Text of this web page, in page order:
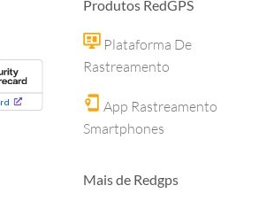
Produtos RedGPS
Plataforma De
Rastreamento
App Rastreamento
Smartphones
Mais de Redgps